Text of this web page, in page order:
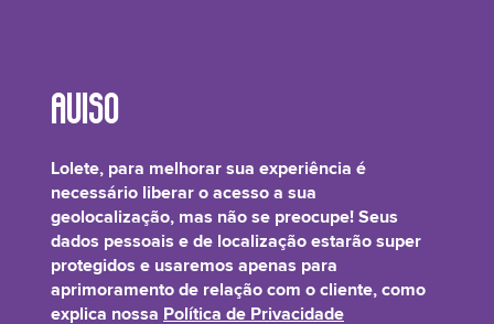
Isododecane
Emoliente que ajuda a sensação de leveza na pele.
Lolete, para melhorar sua experiência é
necessário liberar o acesso a sua
geolocalização, mas não se preocupe! Seus
dados pessoais e de localização estarão super
protegidos e usaremos apenas para
aprimoramento de relação com o cliente, como
explica nossa Política de Privacidade